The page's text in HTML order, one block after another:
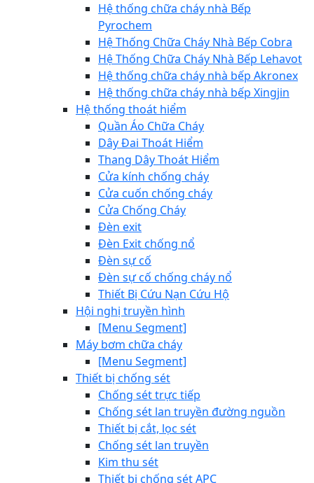
Hệ thống chữa cháy nhà Bếp
Pyrochem
Hệ Thống Chữa Cháy Nhà Bếp Cobra
Hệ Thống Chữa Cháy Nhà Bếp Lehavot
Hệ thống chữa cháy nhà bếp Akronex
Hệ thống chữa cháy nhà bếp Xingjin
Hệ thống thoát hiểm
Quần Áo Chữa Cháy
Dây Đai Thoát Hiểm
Thang Dây Thoát Hiểm
Cửa kính chống cháy
Cửa cuốn chống cháy
Cửa Chống Cháy
Đèn exit
Đèn Exit chống nổ
Đèn sự cố
Đèn sự cố chống cháy nổ
Thiết Bị Cứu Nạn Cứu Hộ
Hội nghị truyền hình
[Menu Segment]
Máy bơm chữa cháy
[Menu Segment]
Thiết bị chống sét
Chống sét trực tiếp
Chống sét lan truyền đường nguồn
Thiết bị cắt, lọc sét
Chống sét lan truyền
Kim thu sét
Thiết bị chống sét APC